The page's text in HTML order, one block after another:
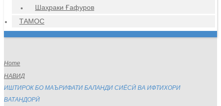
Шаҳраки Ғафуров
ТАМОС
Home
НАВИД
ИШТИРОК БО МАЪРИФАТИ БАЛАНДИ СИЁСӢ ВА ИФТИХОРИ
ВАТАНДОРӢ